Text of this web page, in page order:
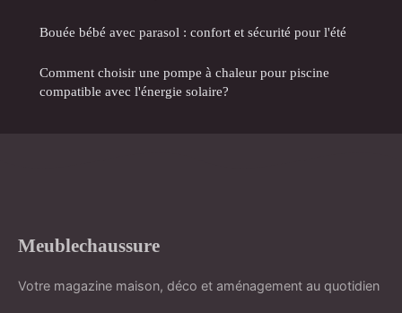
Bouée bébé avec parasol : confort et sécurité pour l'été
Comment choisir une pompe à chaleur pour piscine
compatible avec l'énergie solaire?
Meublechaussure
Votre magazine maison, déco et aménagement au quotidien